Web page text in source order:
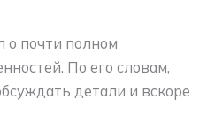
о почти полном
По его словам,
детали и вскоре